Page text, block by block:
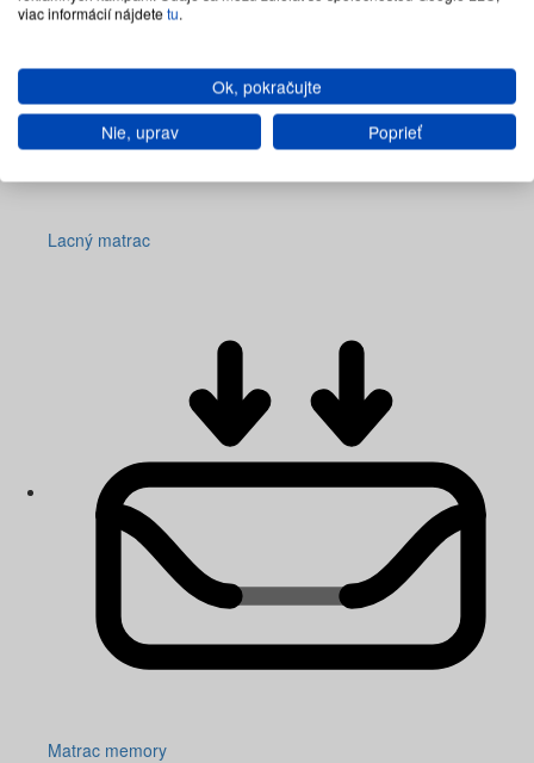
Lacný matrac
Matrac memory
viac informácií nájdetetu.
Ok, pokračujte
Nie, uprav
Poprieť